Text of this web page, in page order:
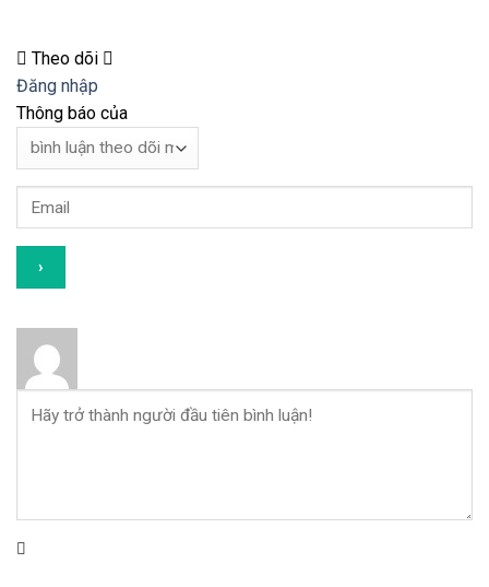
Theo dõi
Đăng nhập
Thông báo của